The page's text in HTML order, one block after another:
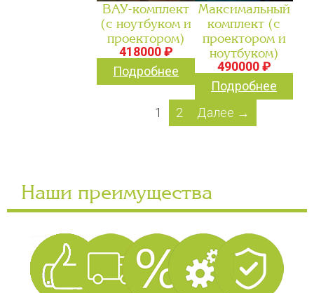
ВАУ-комплект
(с ноутбуком и
проектором)
418000 ₽
Подробнее
Максимальный
комплект (с
проектором и
ноутбуком)
490000 ₽
Подробнее
1
2 Далее →
Наши преимущества